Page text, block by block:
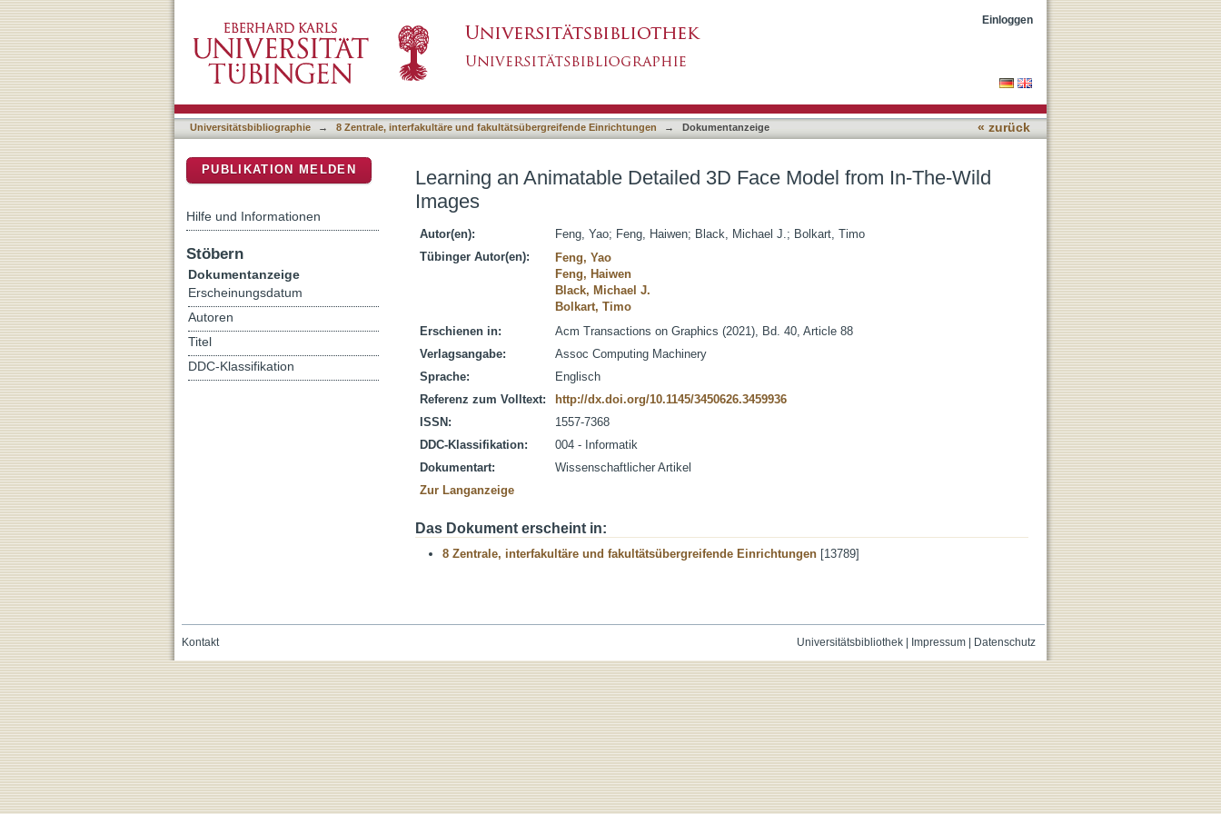
Einloggen
Universitätsbibliographie → 8 Zentrale, interfakultäre und fakultätsübergreifende Einrichtungen → Dokumentanzeige « zurück
Learning an Animatable Detailed 3D Face Model from In-The-Wild
Images
Autor(en): Feng, Yao; Feng, Haiwen; Black, Michael J.; Bolkart, Timo
Tübinger Autor(en):
Feng, Yao
Feng, Haiwen
Black, Michael J.
Bolkart, Timo
Erschienen in:
Acm Transactions on Graphics (2021), Bd. 40, Article 88
Verlagsangabe:
Assoc Computing Machinery
Sprache:
Englisch
Referenz zum Volltext:
http://dx.doi.org/10.1145/3450626.3459936
ISSN:
1557-7368
DDC-Klassifikation:
004 - Informatik
Dokumentart:
Wissenschaftlicher Artikel
Zur Langanzeige
Das Dokument erscheint in:
8 Zentrale, interfakultäre und fakultätsübergreifende Einrichtungen [13789]
PUBLIKATION MELDEN
Hilfe und Informationen
Stöbern
Dokumentanzeige
Erscheinungsdatum
Autoren
Titel
DDC-Klassifikation
Universitätsbibliothek| Impressum| Datenschutz
Kontakt